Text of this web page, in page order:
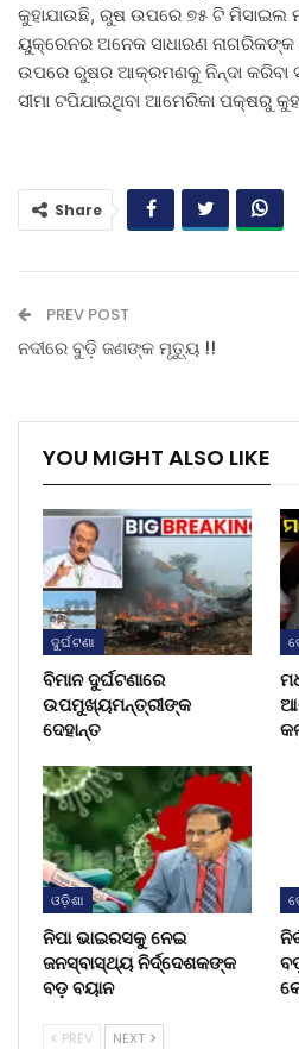
କୁହାଯାଉଛି, ରୁଷ ଉପରେ ୭୫ ଟି ମିସାଇଲ
ୟୁକ୍ରେନର ଅନେକ ସାଧାରଣ
ଉପରେ ରୁଷର ଆକ୍ରମଣକୁ ନିନ୍ଦା କରିବା
ସୀମା ଟପିଯାଇଥିବା ଆମେରିକା ପକ୍ଷରୁ
Share
PREV POST
ନଦୀରେ ବୁଡ଼ି ଜଣଙ୍କ ମୃତ୍ୟୁ !!
YOU MIGHT ALSO LIKE
ଦୁର୍ଘଟଣା
ବିମାନ ଦୁର୍ଘଟଣାରେ
ଉପମୁଖ୍ୟମନ୍ତ୍ରୀଙ୍କ
ଦେହାନ୍ତ
ଓଡ଼ିଶା
ନିପା ଭାଇରସକୁ ନେଇ
ଜନସ୍ବାସ୍ଥ୍ୟ ନିର୍ଦ୍ଦେଶକଙ୍କ
ବଡ଼ ବୟାନ
PREV NEXT